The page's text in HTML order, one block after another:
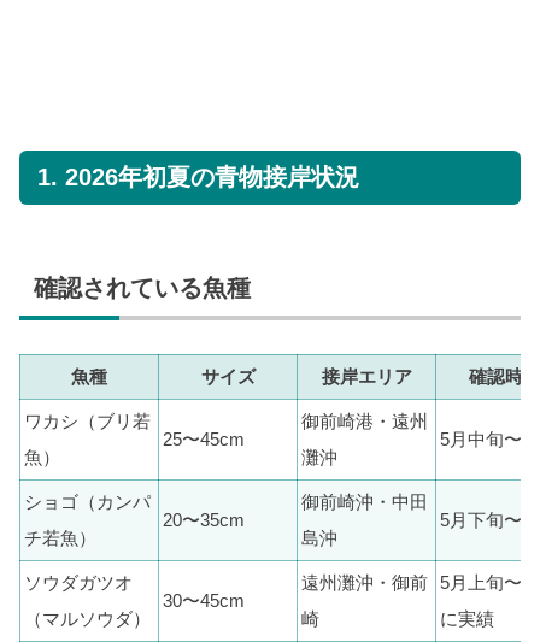
1. 2026年初夏の青物接岸状況
確認されている魚種
魚種 サイズ 接岸エリア 確認時期
ワカシ（ブリ若
魚）
25〜45cm
御前崎港・遠州
灘沖
5月中旬〜
ショゴ（カンパ
チ若魚）
20〜35cm
御前崎沖・中田
島沖
5月下旬〜
ソウダガツオ
（マルソウダ）
30〜45cm
遠州灘沖・御前
崎
5月上旬〜
に実績